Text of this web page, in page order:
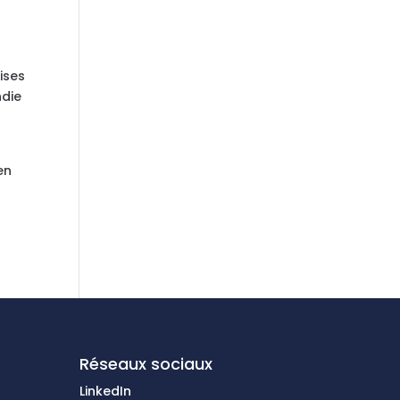
Réseaux sociaux
LinkedIn